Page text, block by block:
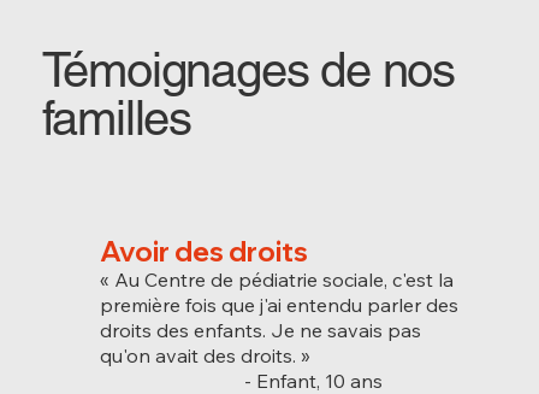
Avoir des droits
« Au Centre de pédiatrie sociale, c'est la
première fois que j'ai entendu parler des
droits des enfants. Je ne savais pas
qu'on avait des droits. »
- Enfant, 10 ans
Témoignages de nos
familles